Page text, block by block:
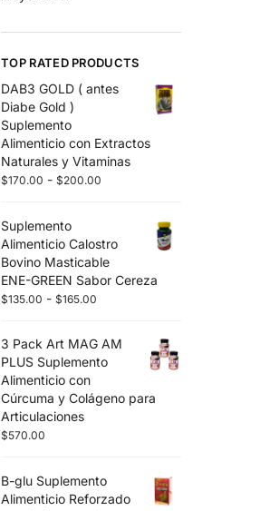
TOP RATED PRODUCTS
DAB3 GOLD ( antes
Diabe Gold )
Suplemento
Alimenticio con Extractos
Naturales y Vitaminas
$170.00 -$200.00
Suplemento
Alimenticio Calostro
Bovino Masticable
ENE-GREEN Sabor Cereza
$135.00 -$165.00
3 Pack Art MAG AM
PLUS Suplemento
Alimenticio con
Cúrcuma y Colágeno para
Articulaciones
$570.00
B-glu Suplemento
Alimenticio Reforzado